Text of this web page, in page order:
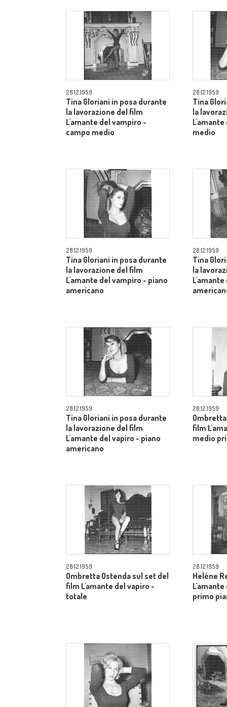
28.12.1959
Tina Gloriani in posa durante
la lavorazione del film
L'amante del vampiro -
campo medio
28.12.1959
Tina
la
medio
28.12.1959
Tina Gloriani in posa durante
la lavorazione del film
L'amante del vampiro - piano
americano
28.12.1959
Tina
la
28.12.1959
Tina Gloriani in posa durante
la lavorazione del film
L'amante del vapiro - piano
americano
28.12.1959
film
medio
28.12.1959
Ombretta Ostenda sul set del
film L'amante del vapiro -
totale
28.12.1959
Heléne
primo